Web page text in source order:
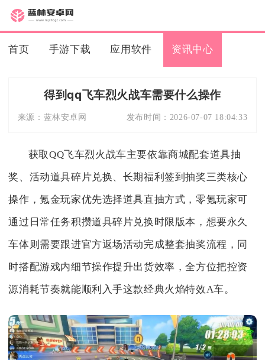
首页 手游下载 应用软件 资讯中心
得到qq飞车烈火战车需要什么操作
来源： 蓝林安卓网 发布时间： 2026-07-07 18:04:33
获取QQ飞车烈火战车主要依靠商城配套道具抽
奖、活动道具碎片兑换、长期福利签到抽奖三类核心
操作，氪金玩家优先选择道具直抽方式，零氪玩家可
通过日常任务积攒道具碎片兑换时限版本，想要永久
车体则需要跟进官方返场活动完成整套抽奖流程，同
时搭配游戏内细节操作提升出货效率，全方位把控资
源消耗节奏就能顺利入手这款经典火焰特效A车。